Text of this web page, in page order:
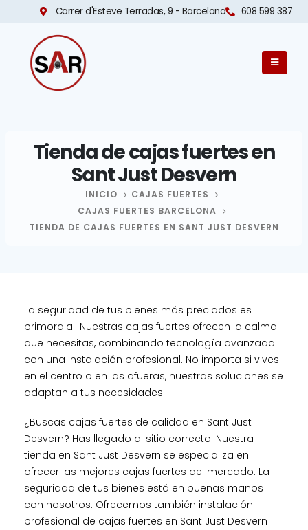
Carrer d'Esteve Terradas, 9 - Barcelona​ 608 599 387
Tienda de cajas fuertes en
Sant Just Desvern
INICIO
CAJAS FUERTES
CAJAS FUERTES BARCELONA
TIENDA DE CAJAS FUERTES EN SANT JUST DESVERN
La seguridad de tus bienes más preciados es
primordial. Nuestras cajas fuertes ofrecen la calma
que necesitas, combinando tecnología avanzada
con una instalación profesional. No importa si vives
en el centro o en las afueras, nuestras soluciones se
adaptan a tus necesidades.
¿Buscas cajas fuertes de calidad en Sant Just
Desvern? Has llegado al sitio correcto. Nuestra
tienda en Sant Just Desvern se especializa en
ofrecer las mejores cajas fuertes del mercado. La
seguridad de tus bienes está en buenas manos
con nosotros. Ofrecemos también instalación
profesional de cajas fuertes en Sant Just Desvern